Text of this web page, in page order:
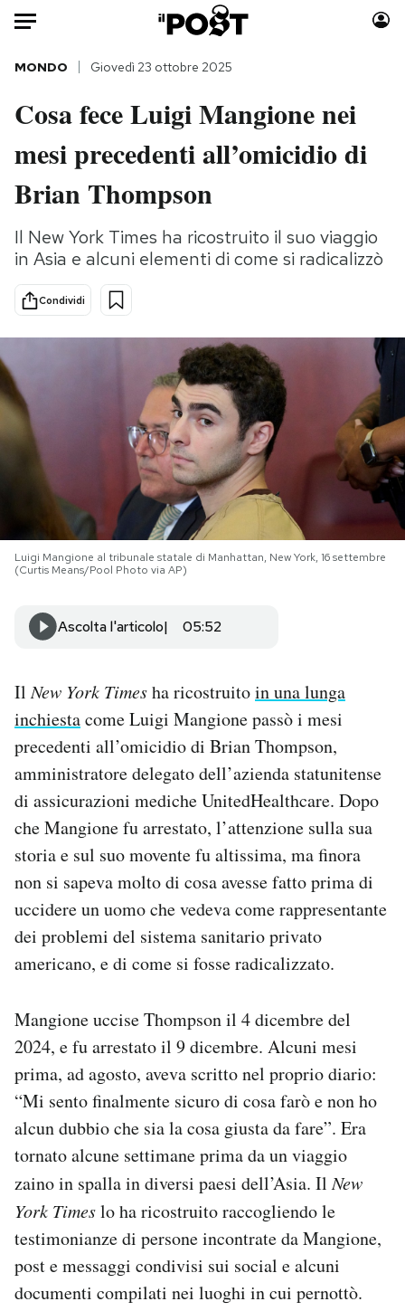
Auto
HOME
Italia
Politica
Tecnologia
Internet
Scienza
Cultura
Economia
Moda
Storie/Idee
Ok Boomer!
Altrecose
Mondiali calcio 2026
PODCAST
NEWSLETTER
I MIEI PREFERITI
SHOP
AREA PERSONALE
Area Personale
Newsletter
Notifiche mobile
Regala il Post
Esci
MONDO Giovedì 23 ottobre 2025
Cosa fece Luigi Mangione nei
mesi precedenti all’omicidio di
Brian Thompson
Il New York Times ha ricostruito il suo viaggio
in Asia e alcuni elementi di come si radicalizzò
Condividi
Luigi Mangione al tribunale statale di Manhattan, New York, 16 settembre
(Curtis Means/Pool Photo via AP)
Ascolta l'articolo 05:52
IlNew York Timesha ricostruitoin una lunga
inchiestacome Luigi Mangione passò i mesi
precedenti all’omicidio di Brian Thompson,
amministratore delegato dell’azienda statunitense
di assicurazioni mediche UnitedHealthcare. Dopo
che Mangione fu arrestato, l’attenzione sulla sua
storia e sul suo movente fu altissima, ma finora
non si sapeva molto di cosa avesse fatto prima di
uccidere un uomo che vedeva come rappresentante
dei problemi del sistema sanitario privato
americano, e di come si fosse radicalizzato.
Mangione uccise Thompson il 4 dicembre del
2024, e fu arrestato il 9 dicembre. Alcuni mesi
prima, ad agosto, aveva scritto nel proprio diario:
“Mi sento finalmente sicuro di cosa farò e non ho
alcun dubbio che sia la cosa giusta da fare”. Era
tornato alcune settimane prima da un viaggio
zaino in spalla in diversi paesi dell’Asia. IlNew
York Timeslo ha ricostruito raccogliendo le
testimonianze di persone incontrate da Mangione,
post e messaggi condivisi sui social e alcuni
documenti compilati nei luoghi in cui pernottò.